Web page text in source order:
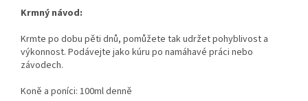
Krmný návod:
Krmte po dobu pěti dnů, pomůžete tak udržet pohyblivost a
výkonnost. Podávejte jako kúru po namáhavé práci nebo
závodech.
Koně a poníci: 100ml denně